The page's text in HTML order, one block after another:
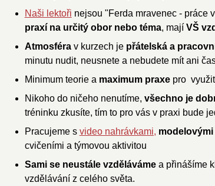
Naši lektoři nejsou "Ferda mravenec - práce
praxí na určitý obor nebo téma, mají VŠ
Atmosférav kurzech je přátelská a
minutu nudit, neusnete a nebudete mít ani
Minimum teorie a maximum praxe pro
Nikoho do ničeho nenutíme, všechno je
tréninku zkusíte, tím to pro vás v praxi bude
Pracujeme s video nahrávkami,
cvičeními a týmovou aktivitou
Sami se neustále vzděláváme a přinášíme
vzdělávání z celého světa.